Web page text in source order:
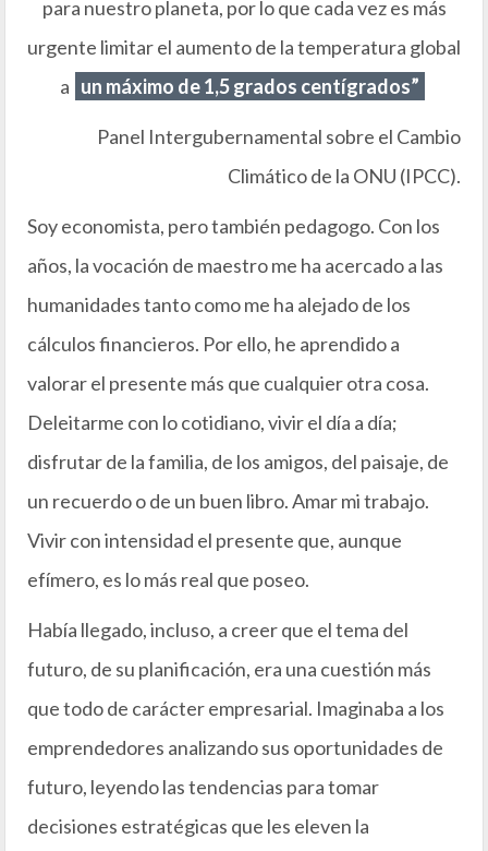
para nuestro planeta, por lo que cada vez es más
urgente limitar el aumento de la temperatura global
a un máximo de 1,5 grados centígrados”
Panel Intergubernamental sobre el Cambio
Climático de la ONU (IPCC).
Soy economista, pero también pedagogo. Con los
años, la vocación de maestro me ha acercado a las
humanidades tanto como me ha alejado de los
cálculos financieros. Por ello, he aprendido a
valorar el presente más que cualquier otra cosa.
Deleitarme con lo cotidiano, vivir el día a día;
disfrutar de la familia, de los amigos, del paisaje, de
un recuerdo o de un buen libro. Amar mi trabajo.
Vivir con intensidad el presente que, aunque
efímero, es lo más real que poseo.
Había llegado, incluso, a creer que el tema del
futuro, de su planificación, era una cuestión más
que todo de carácter empresarial. Imaginaba a los
emprendedores analizando sus oportunidades de
futuro, leyendo las tendencias para tomar
decisiones estratégicas que les eleven la